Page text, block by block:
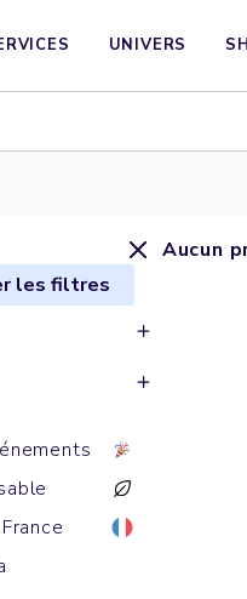
UNIVERS
les filtres
Aucun